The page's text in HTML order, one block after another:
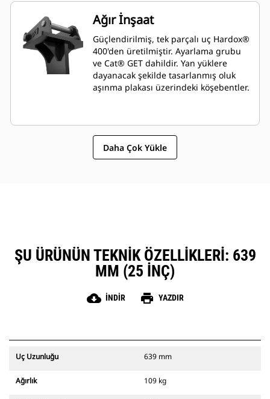
Ağır İnşaat
Güçlendirilmiş, tek parçalı uç Hardox®
400'den üretilmiştir. Ayarlama grubu
ve Cat® GET dahildir. Yan yüklere
dayanacak şekilde tasarlanmış oluk
aşınma plakası üzerindeki köşebentler.
Daha Çok Yükle
ŞU ÜRÜNÜN TEKNIK ÖZELLIKLERI: 639
MM (25 INÇ)
cloud_download İNDIR print YAZDIR
Uç Uzunluğu 639 mm
Ağırlık 109 kg